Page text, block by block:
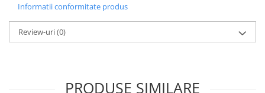
Seturi dormitoare complete
Suporturi saltea/Somiere/Gratii
pentru pat
Colectia casmir -seturi
Informatii conformitate produs
Review-uri(0)
PRODUSE SIMILARE